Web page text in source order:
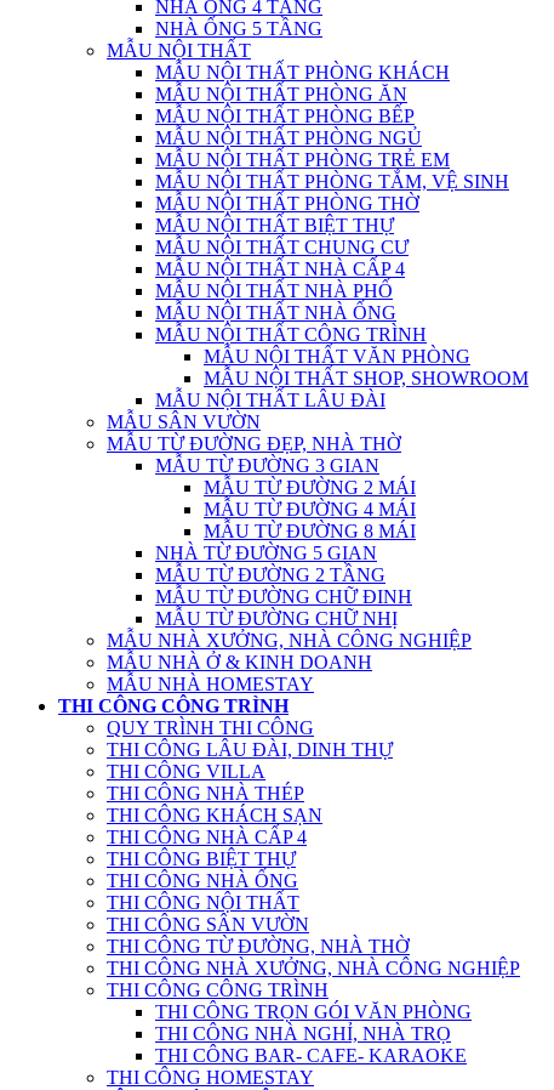
NHÀ ỐNG 4 TẦNG
NHÀ ỐNG 5 TẦNG
MẪU NỘI THẤT
MẪU NỘI THẤT PHÒNG KHÁCH
MẪU NỘI THẤT PHÒNG ĂN
MẪU NỘI THẤT PHÒNG BẾP
MẪU NỘI THẤT PHÒNG NGỦ
MẪU NỘI THẤT PHÒNG TRẺ EM
MẪU NỘI THẤT PHÒNG TẮM, VỆ SINH
MẪU NỘI THẤT PHÒNG THỜ
MẪU NỘI THẤT BIỆT THỰ
MẪU NỘI THẤT CHUNG CƯ
MẪU NỘI THẤT NHÀ CẤP 4
MẪU NỘI THẤT NHÀ PHỐ
MẪU NỘI THẤT NHÀ ỐNG
MẪU NỘI THẤT CÔNG TRÌNH
MẪU NỘI THẤT VĂN PHÒNG
MẪU NỘI THẤT SHOP, SHOWROOM
MẪU NỘI THẤT LÂU ĐÀI
MẪU SÂN VƯỜN
MẪU TỪ ĐƯỜNG ĐẸP, NHÀ THỜ
MẪU TỪ ĐƯỜNG 3 GIAN
MẪU TỪ ĐƯỜNG 2 MÁI
MẪU TỪ ĐƯỜNG 4 MÁI
MẪU TỪ ĐƯỜNG 8 MÁI
NHÀ TỪ ĐƯỜNG 5 GIAN
MẪU TỪ ĐƯỜNG 2 TẦNG
MẪU TỪ ĐƯỜNG CHỮ ĐINH
MẪU TỪ ĐƯỜNG CHỮ NHỊ
MẪU NHÀ XƯỞNG, NHÀ CÔNG NGHIỆP
MẪU NHÀ Ở & KINH DOANH
MẪU NHÀ HOMESTAY
THI CÔNG CÔNG TRÌNH
QUY TRÌNH THI CÔNG
THI CÔNG LÂU ĐÀI, DINH THỰ
THI CÔNG VILLA
THI CÔNG NHÀ THÉP
THI CÔNG KHÁCH SẠN
THI CÔNG NHÀ CẤP 4
THI CÔNG BIỆT THỰ
THI CÔNG NHÀ ỐNG
THI CÔNG NỘI THẤT
THI CÔNG SÂN VƯỜN
THI CÔNG TỪ ĐƯỜNG, NHÀ THỜ
THI CÔNG NHÀ XƯỞNG, NHÀ CÔNG NGHIỆP
THI CÔNG CÔNG TRÌNH
THI CÔNG TRỌN GÓI VĂN PHÒNG
THI CÔNG NHÀ NGHỈ, NHÀ TRỌ
THI CÔNG BAR- CAFE- KARAOKE
THI CÔNG HOMESTAY